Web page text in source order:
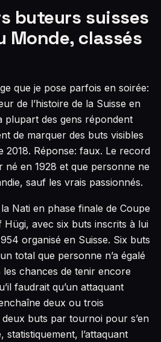
buteurs suisses
Monde, classés
que je pose parfois en soirée:
de l’histoire de la Suisse en
plupart des gens répondent
de marquer des buts visibles
2018. Réponse: faux. Le record
né en 1928 et que personne ne
sauf les vrais passionnés.
Nati en phase finale de Coupe
avec six buts inscrits à lui
organisé en Suisse. Six buts
total que personne n’a égalé
chances de tenir encore
faudrait qu’un attaquant
deux ou trois
buts par tournoi pour s’en
l’attaquant